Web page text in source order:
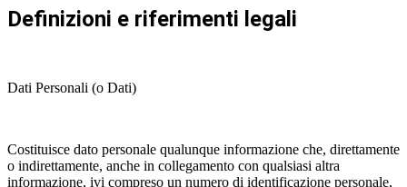
Definizioni e riferimenti legali
Dati Personali (o Dati)
Costituisce dato personale qualunque informazione che, direttamente
o indirettamente, anche in collegamento con qualsiasi altra
informazione, ivi compreso un numero di identificazione personale,